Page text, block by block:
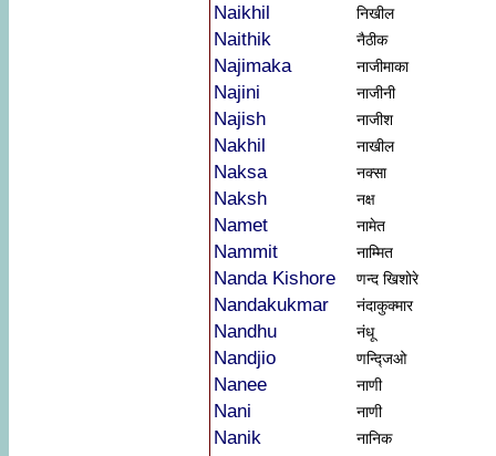
Naikhil निखील
Naithik नैठीक
Najimaka नाजीमाका
Najini नाजीनी
Najish नाजीश
Nakhil नाखील
Naksa नक्सा
Naksh नक्ष
Namet नामेत
Nammit नाम्मित
Nanda Kishore णन्द खिशोरे
Nandakukmar नंदाकुक्मार
Nandhu नंधू
Nandjio णन्द्जिओ
Nanee नाणी
Nani नाणी
Nanik नानिक